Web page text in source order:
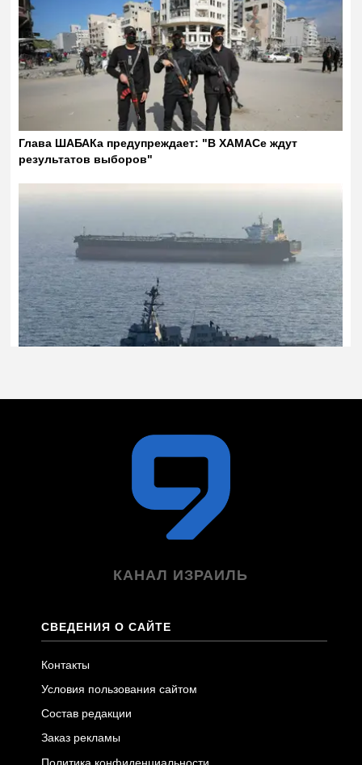
КАНАЛ ИЗРАИЛЬ
СВЕДЕНИЯ О САЙТЕ
Контакты
Условия пользования сайтом
Состав редакции
Заказ рекламы
Политика конфиденциальности